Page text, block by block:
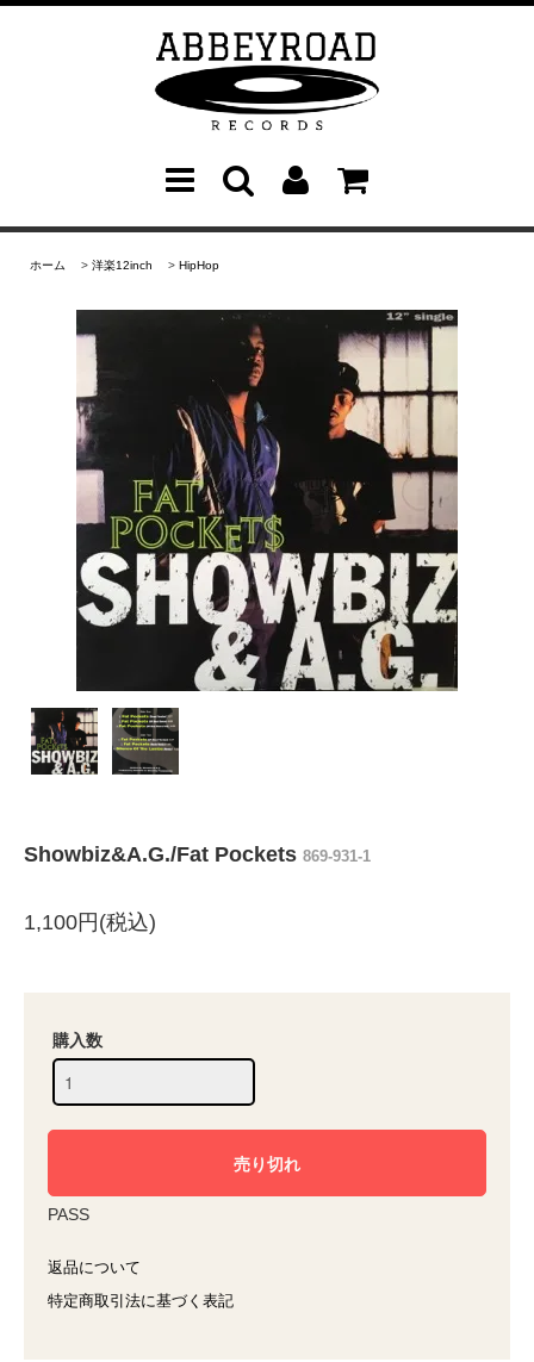
ホーム > 洋楽12inch > HipHop
Showbiz&A.G./Fat Pockets 869-931-1
1,100円(税込)
購入数
PASS
返品について
特定商取引法に基づく表記